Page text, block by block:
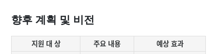
향후 계획 및 비전
지원 대 상 주요 내용
예상 효과